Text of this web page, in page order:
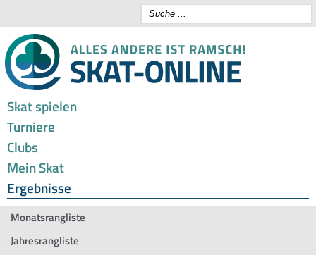
Skat spielen
Turniere
Clubs
Mein Skat
Ergebnisse
Monatsrangliste
Jahresrangliste